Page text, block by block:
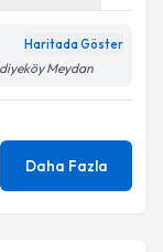
Haritada Göster
Meydan
Daha Fazla